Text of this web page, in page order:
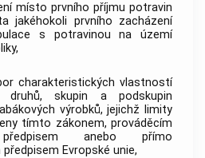
místo prvního příjmu potravin
jakéhokoli prvního zacházení
s potravinou na území
charakteristických vlastností
druhů, skupin a podskupin
výrobků, jejichž limity
tímto zákonem, prováděcím
anebo přímo
Evropské unie,